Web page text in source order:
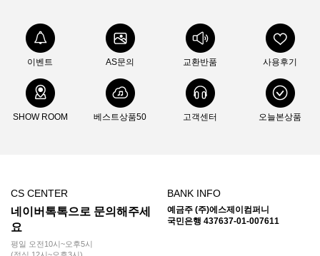
이벤트 AS문의 교환반품 사용후기
SHOW ROOM 베스트상품50 고객센터 오늘본상품
CS CENTER
네이버톡톡으로 문의해주세
요
평일 오전10시~오후5시
BANK INFO
예금주 (주)에스제이컴퍼니
국민은행 437637-01-007611